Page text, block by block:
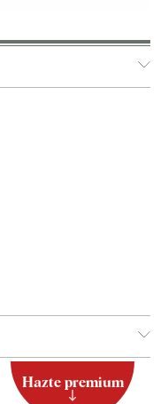
Hazte premium